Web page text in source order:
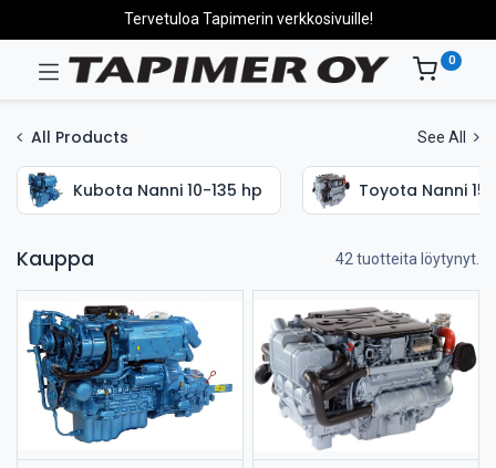
Tervetuloa Tapimerin verkkosivuille!
0
All Products See All
Kubota Nanni 10-135 hp Toyota Nanni
Kauppa 42 tuotteita löytynyt.